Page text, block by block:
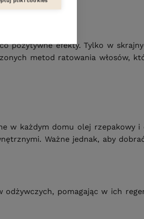
pozytywne efekty. Tylko w
metod ratowania włosów,
w każdym domu olej rzepakowy
Ważne jednak, aby
pomagając w ich